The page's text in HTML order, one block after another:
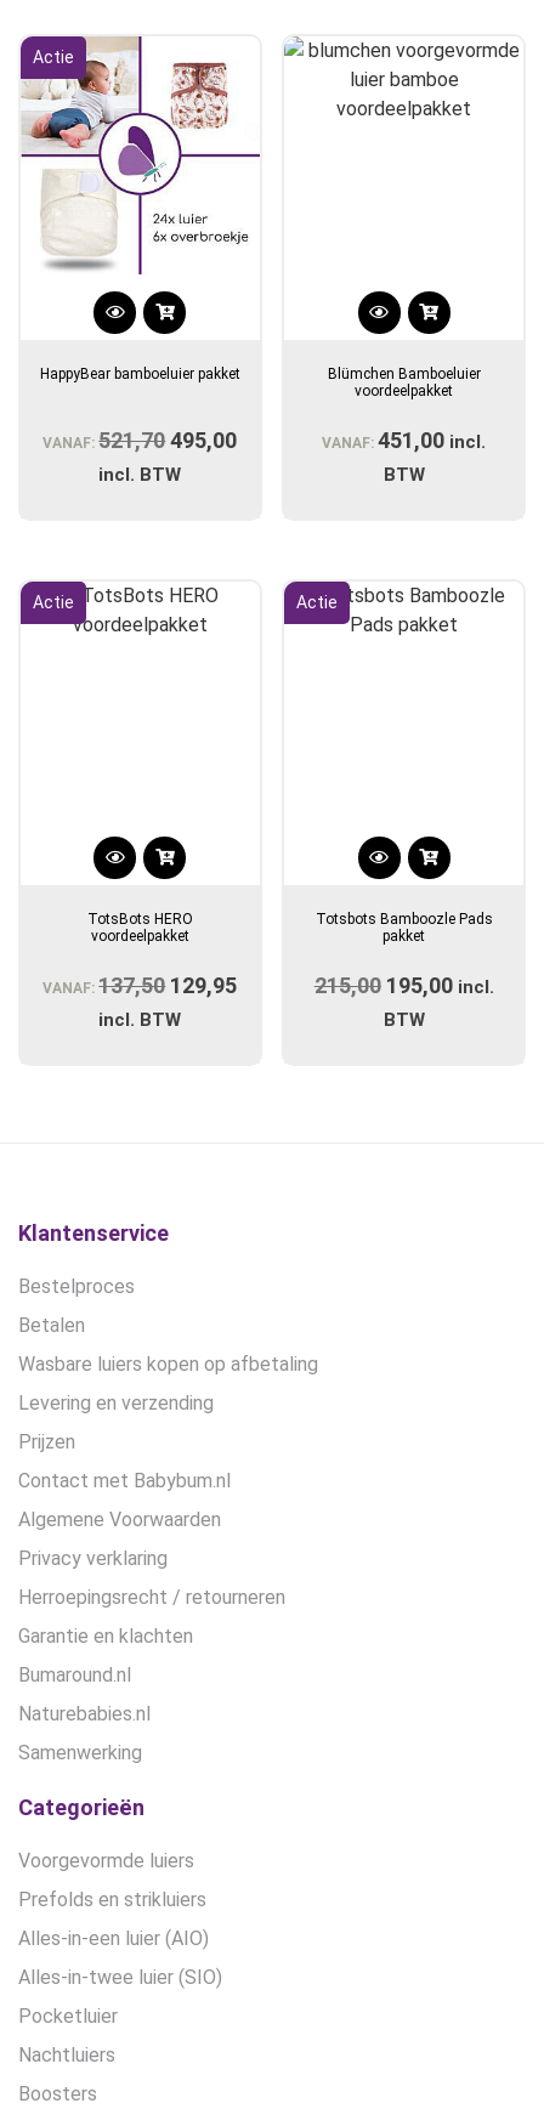
Actie
HappyBear bamboeluier pakket
VANAF:521,70Oorspronkelijke
prijs
495,00
incl. BTW
Blümchen Bamboeluier
voordeelpakket
VANAF:451,00 incl.
BTW
Actie
TotsBots HERO
voordeelpakket
VANAF:137,50 Oorspronkelijke
prijs
129,95 Huidige
incl. BTW
Actie
Totsbots Bamboozle Pads
pakket
215,00
prijs
195,00Huidige
incl.
BTW
Klantenservice
Bestelproces
Betalen
Wasbare luiers kopen op afbetaling
Levering en verzending
Prijzen
Contact met Babybum.nl
Algemene Voorwaarden
Privacy verklaring
Herroepingsrecht / retourneren
Garantie en klachten
Bumaround.nl
Naturebabies.nl
Samenwerking
Categorieën
Voorgevormde luiers
Prefolds en strikluiers
Alles-in-een luier (AIO)
Alles-in-twee luier (SIO)
Pocketluier
Nachtluiers
Boosters